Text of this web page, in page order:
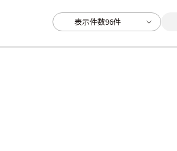
アパレル小物表示件数96件